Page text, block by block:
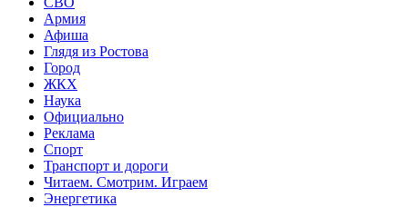
Армия
Афиша
Глядя из Ростова
Город
ЖКХ
Наука
Официально
Реклама
Спорт
Транспорт и дороги
Читаем. Смотрим. Играем
Энергетика